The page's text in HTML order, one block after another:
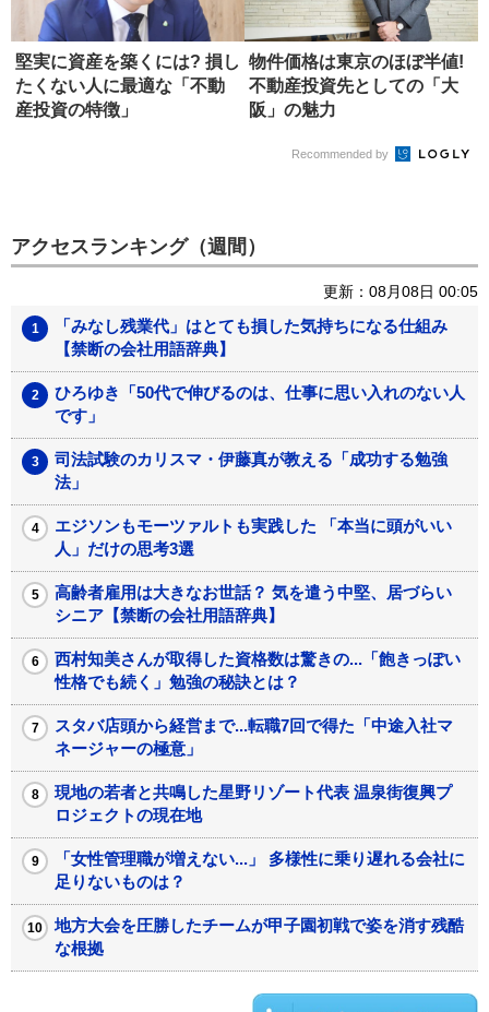
堅実に資産を築くには? 損し
たくない人に最適な「不動
産投資の特徴」
物件価格は東京のほぼ半値!
不動産投資先としての「大
阪」の魅力
Recommended by
アクセスランキング（週間）
更新：08月08日 00:05
「みなし残業代」はとても損した気持ちになる仕組み
【禁断の会社用語辞典】
ひろゆき「50代で伸びるのは、仕事に思い入れのない人
です」
司法試験のカリスマ・伊藤真が教える「成功する勉強
法」
エジソンもモーツァルトも実践した 「本当に頭がいい
人」だけの思考3選
高齢者雇用は大きなお世話？ 気を遣う中堅、居づらい
シニア【禁断の会社用語辞典】
西村知美さんが取得した資格数は驚きの...「飽きっぽい
性格でも続く」勉強の秘訣とは？
スタバ店頭から経営まで...転職7回で得た「中途入社マ
ネージャーの極意」
現地の若者と共鳴した星野リゾート代表 温泉街復興プ
ロジェクトの現在地
「女性管理職が増えない...」 多様性に乗り遅れる会社に
足りないものは？
地方大会を圧勝したチームが甲子園初戦で姿を消す残酷
な根拠